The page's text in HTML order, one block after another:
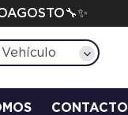
CONTACTO